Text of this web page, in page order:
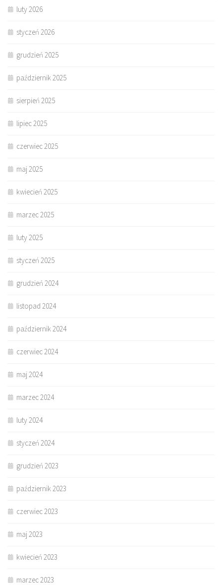
luty 2026
styczeń 2026
grudzień 2025
październik 2025
sierpień 2025
lipiec 2025
czerwiec 2025
maj 2025
kwiecień 2025
marzec 2025
luty 2025
styczeń 2025
grudzień 2024
listopad 2024
październik 2024
czerwiec 2024
maj 2024
marzec 2024
luty 2024
styczeń 2024
grudzień 2023
październik 2023
czerwiec 2023
maj 2023
kwiecień 2023
marzec 2023